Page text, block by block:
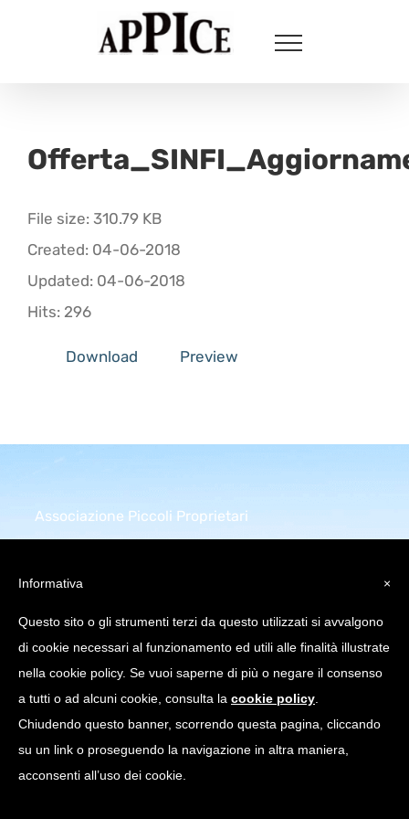
File size: 310.79 KB
Created: 04-06-2018
Updated: 04-06-2018
Hits: 296
Download Preview
Associazione Piccoli Proprietari
20124 Milano (MI)
C.Fiscale: 97751640158
info@appice.it |
appice@pec.appice.it
×
Informativa
Questo sito o gli strumenti terzi da questo utilizzati si avvalgono
di cookie necessari al funzionamento ed utili alle finalità illustrate
nella cookie policy. Se vuoi saperne di più o negare il consenso
a tutti o ad alcuni cookie, consulta la cookie policy
Chiudendo questo banner, scorrendo questa pagina, cliccando
su un link o proseguendo la navigazione in altra maniera,
acconsenti all’uso dei cookie.